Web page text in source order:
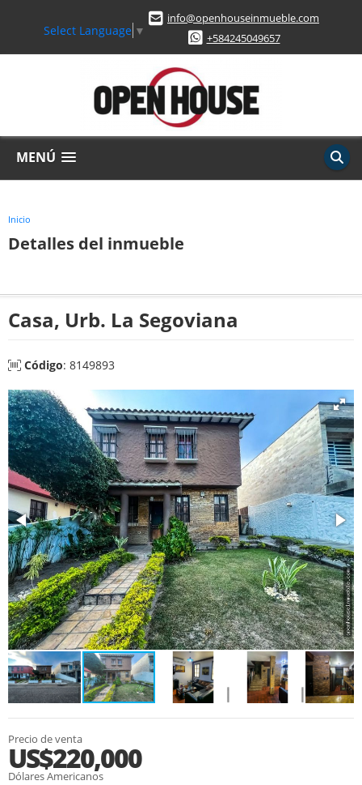
Select Language ▼
info@openhouseinmueble.com
+584245049657
MENÚ
Inicio
Detalles del inmueble
Casa, Urb. La Segoviana
Código: 8149893
Precio de venta
US$220,000
Dólares Americanos